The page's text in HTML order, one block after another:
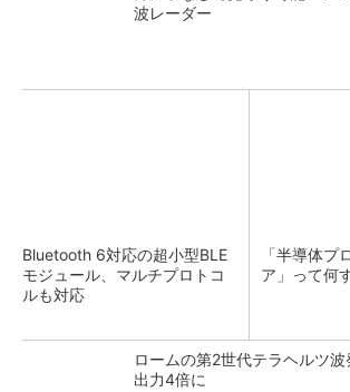
波レーダー
Bluetooth 6対応の超小型BLE
モジュール、マルチプロトコ
ルも対応
「半導体プ
ア」って何
ロームの第2世代テラヘルツ波
出力4倍に